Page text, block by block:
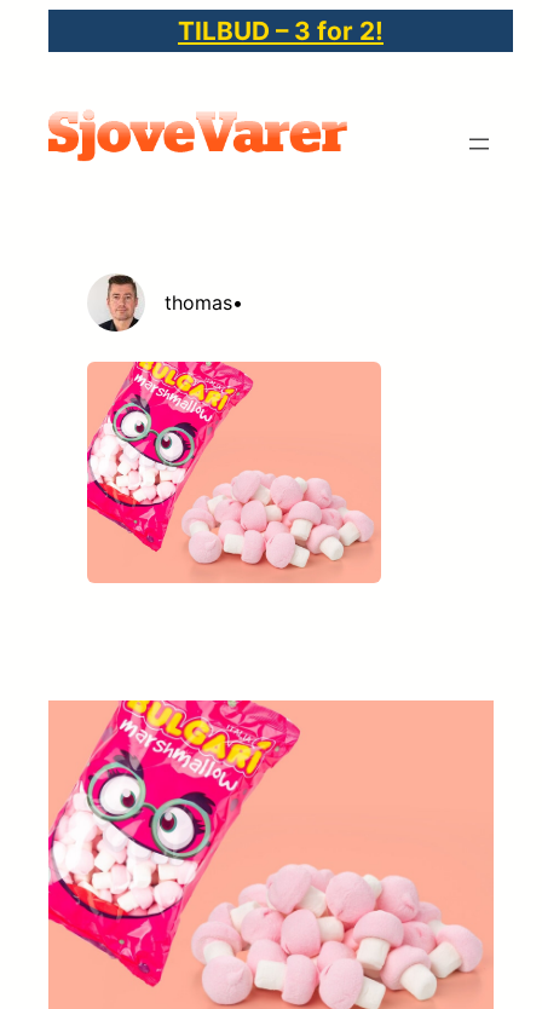
indhold
TILBUD – 3 for 2!
thomas•